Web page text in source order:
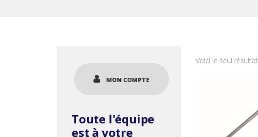
Voici le seul résultat
MON COMPTE
Toute l'équipe
est à votre